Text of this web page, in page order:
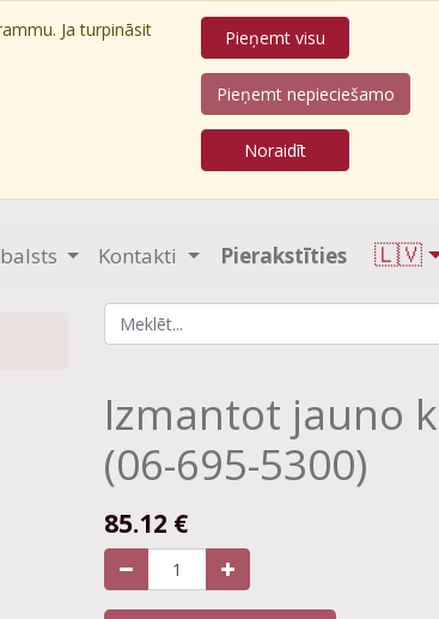
Ja turpināsit
Pieņemt visu
Pieņemt nepieciešamo
Noraidīt
Kontakti Pierakstīties 🇱🇻
Izmantot jauno
(06-695-5300)
85.12 €